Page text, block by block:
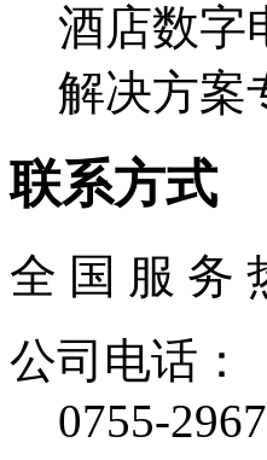
酒店数字
解决方案
联系方式
全 国 服 务
公司电话：
0755-